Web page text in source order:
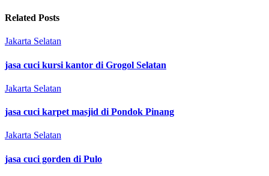
Related Posts
Jakarta Selatan
jasa cuci kursi kantor di Grogol Selatan
Jakarta Selatan
jasa cuci karpet masjid di Pondok Pinang
Jakarta Selatan
jasa cuci gorden di Pulo